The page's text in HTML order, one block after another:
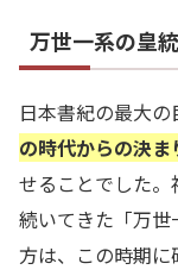
万世一系の皇
日本書紀の最大の
の時代からの決ま
せることでした。
続いてきた「万
方は、この時期に